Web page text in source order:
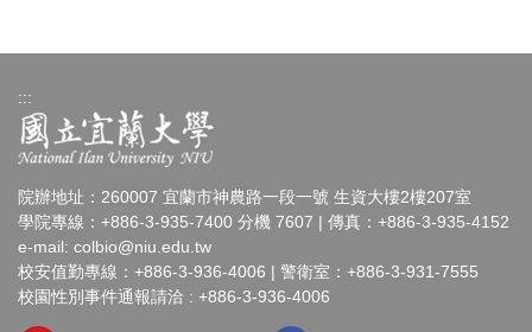
:::
院辦地址：260007 宜蘭市神農路一段一號 生資大樓2樓207室
學院專線：+886-3-935-7400 分機 7607 | 傳真：+886-3-935-4152
e-mail: colbio@niu.edu.tw
校安值勤專線：+886-3-936-4006 | 警衛室：+886-3-931-7555
校園性別事件通報請洽 : +886-3-936-4006